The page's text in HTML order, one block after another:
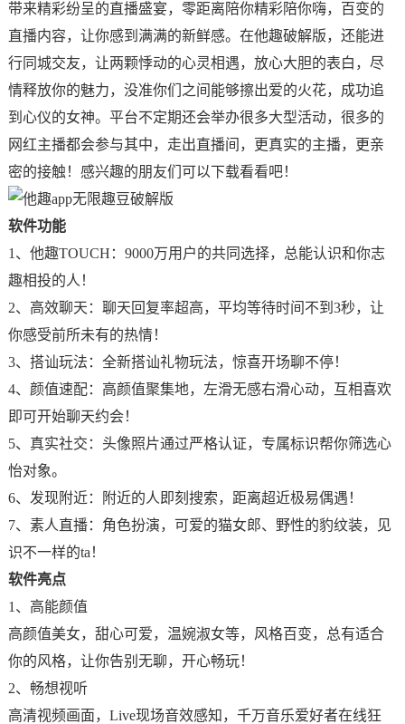
带来精彩纷呈的直播盛宴，零距离陪你精彩陪你嗨，百变的
直播内容，让你感到满满的新鲜感。在他趣破解版，还能进
行同城交友，让两颗悸动的心灵相遇，放心大胆的表白，尽
情释放你的魅力，没准你们之间能够擦出爱的火花，成功追
到心仪的女神。平台不定期还会举办很多大型活动，很多的
网红主播都会参与其中，走出直播间，更真实的主播，更亲
密的接触！感兴趣的朋友们可以下载看看吧！
软件功能
1、他趣TOUCH：9000万用户的共同选择，总能认识和你志
趣相投的人！
2、高效聊天：聊天回复率超高，平均等待时间不到3秒，让
你感受前所未有的热情！
3、搭讪玩法：全新搭讪礼物玩法，惊喜开场聊不停！
4、颜值速配：高颜值聚集地，左滑无感右滑心动，互相喜欢
即可开始聊天约会！
5、真实社交：头像照片通过严格认证，专属标识帮你筛选心
怡对象。
6、发现附近：附近的人即刻搜索，距离超近极易偶遇！
7、素人直播：角色扮演，可爱的猫女郎、野性的豹纹装，见
识不一样的ta！
软件亮点
1、高能颜值
高颜值美女，甜心可爱，温婉淑女等，风格百变，总有适合
你的风格，让你告别无聊，开心畅玩！
2、畅想视听
高清视频画面，Live现场音效感知，千万音乐爱好者在线狂